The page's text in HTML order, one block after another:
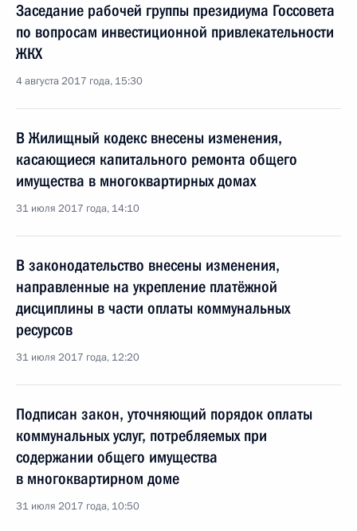
Заседание рабочей группы президиума Госсовета
по вопросам инвестиционной привлекательности
ЖКХ
4 августа 2017 года, 15:30
В Жилищный кодекс внесены изменения,
касающиеся капитального ремонта общего
имущества в многоквартирных домах
31 июля 2017 года, 14:10
В законодательство внесены изменения,
направленные на укрепление платёжной
дисциплины в части оплаты коммунальных
ресурсов
31 июля 2017 года, 12:20
Подписан закон, уточняющий порядок оплаты
коммунальных услуг, потребляемых при
содержании общего имущества
в многоквартирном доме
31 июля 2017 года, 10:50